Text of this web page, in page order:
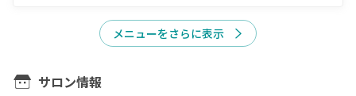
メニューをさらに表示
サロン情報